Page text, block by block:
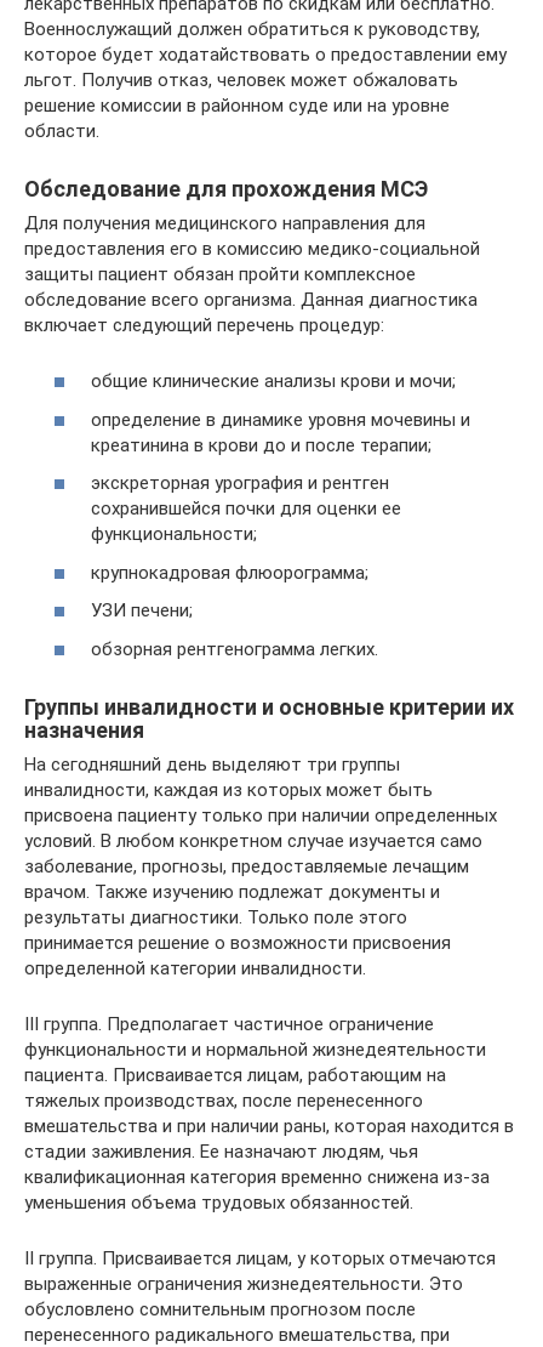
Военнослужащий должен обратиться к руководству,
которое будет ходатайствовать о предоставлении ему
льгот. Получив отказ, человек может обжаловать
решение комиссии в районном суде или на уровне
области.
Обследование для прохождения МСЭ
Для получения медицинского направления для
предоставления его в комиссию медико-социальной
защиты пациент обязан пройти комплексное
обследование всего организма. Данная диагностика
включает следующий перечень процедур:
общие клинические анализы крови и мочи;
определение в динамике уровня мочевины и
креатинина в крови до и после терапии;
экскреторная урография и рентген
сохранившейся почки для оценки ее
функциональности;
крупнокадровая флюорограмма;
УЗИ печени;
обзорная рентгенограмма легких.
Группы инвалидности и основные критерии их
назначения
На сегодняшний день выделяют три группы
инвалидности, каждая из которых может быть
присвоена пациенту только при наличии определенных
условий. В любом конкретном случае изучается само
заболевание, прогнозы, предоставляемые лечащим
врачом. Также изучению подлежат документы и
результаты диагностики. Только поле этого
принимается решение о возможности присвоения
определенной категории инвалидности.
III группа. Предполагает частичное ограничение
функциональности и нормальной жизнедеятельности
пациента. Присваивается лицам, работающим на
тяжелых производствах, после перенесенного
вмешательства и при наличии раны, которая находится в
стадии заживления. Ее назначают людям, чья
квалификационная категория временно снижена из-за
уменьшения объема трудовых обязанностей.
II группа. Присваивается лицам, у которых отмечаются
выраженные ограничения жизнедеятельности. Это
обусловлено сомнительным прогнозом после
перенесенного радикального вмешательства, при